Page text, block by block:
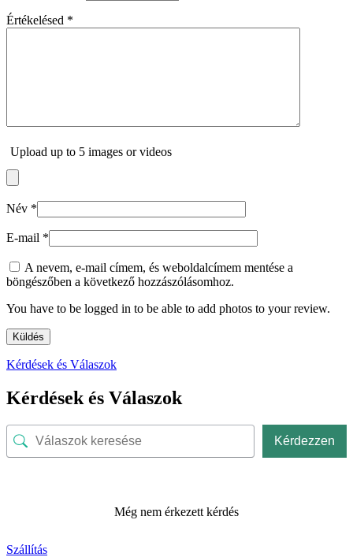
Értékelésed *
Upload up to 5 images or videos
Név *
E-mail *
A nevem, e-mail címem, és weboldalcímem mentése a
böngészőben a következő hozzászólásomhoz.
You have to be logged in to be able to add photos to your review.
Kérdések és Válaszok
Kérdések és Válaszok
Kérdezzen
Még nem érkezett kérdés
Szállítás